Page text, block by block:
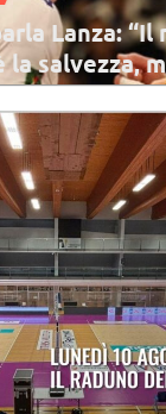
B
sarà a
una doppia